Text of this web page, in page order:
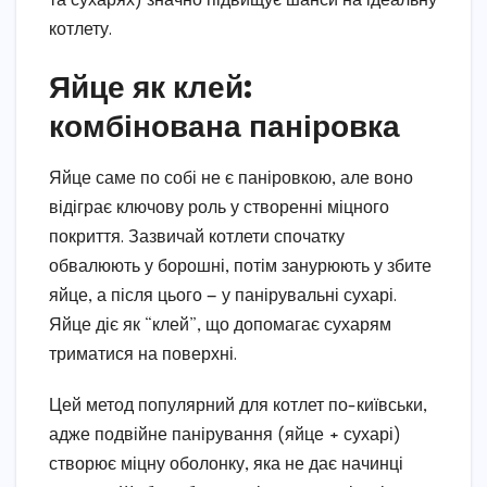
котлету.
Яйце як клей:
комбінована паніровка
Яйце саме по собі не є паніровкою, але воно
відіграє ключову роль у створенні міцного
покриття. Зазвичай котлети спочатку
обвалюють у борошні, потім занурюють у збите
яйце, а після цього — у панірувальні сухарі.
Яйце діє як “клей”, що допомагає сухарям
триматися на поверхні.
Цей метод популярний для котлет по-київськи,
адже подвійне панірування (яйце + сухарі)
створює міцну оболонку, яка не дає начинці